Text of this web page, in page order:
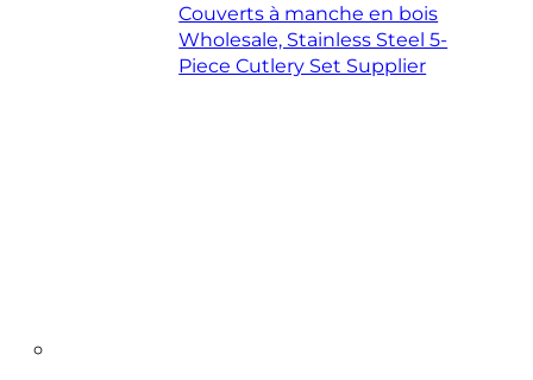
Couverts à manche en bois
Wholesale, Stainless Steel 5-
Piece Cutlery Set Supplier